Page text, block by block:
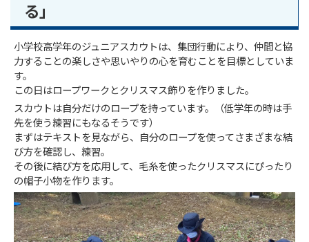
る」
小学校高学年のジュニアスカウトは、集団行動により、仲間と協
力することの楽しさや思いやりの心を育むことを目標としていま
す。
この日はロープワークとクリスマス飾りを作りました。
スカウトは自分だけのロープを持っています。（低学年の時は手
先を使う練習にもなるそうです）
まずはテキストを見ながら、自分のロープを使ってさまざまな結
び方を確認し、練習。
その後に結び方を応用して、毛糸を使ったクリスマスにぴったり
の帽子小物を作ります。